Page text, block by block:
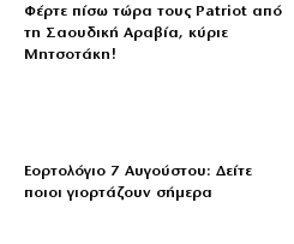
Φέρτε πίσω τώρα τους Patriot από
τη Σαουδική Αραβία, κύριε
Μητσοτάκη!
Εορτολόγιο 7 Αυγούστου: Δείτε
ποιοι γιορτάζουν σήμερα